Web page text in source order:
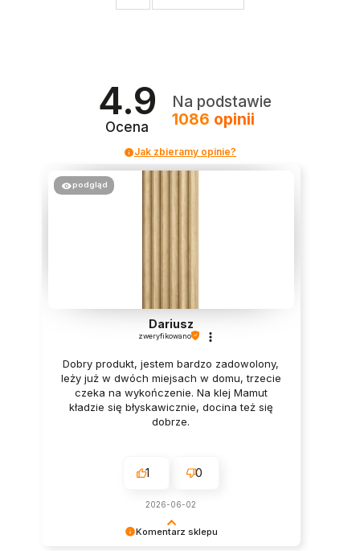
4.9
Ocena
Na podstawie
1086 opinii
Jak zbieramy opinie?
Komentarz sklepu
podgląd
Dariusz
zweryfikowano
Dobry produkt, jestem bardzo zadowolony,
leży już w dwóch miejsach w domu, trzecie
czeka na wykończenie. Na klej Mamut
kładzie się błyskawicznie, docina też się
dobrze.
1 0
2026-06-02